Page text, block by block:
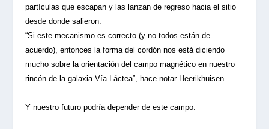
partículas que escapan y las lanzan de regreso hacia el sitio
desde donde salieron.
“Si este mecanismo es correcto (y no todos están de
acuerdo), entonces la forma del cordón nos está diciendo
mucho sobre la orientación del campo magnético en nuestro
rincón de la galaxia Vía Láctea”, hace notar Heerikhuisen.
Y nuestro futuro podría depender de este campo.